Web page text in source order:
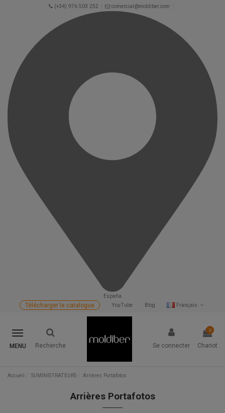
(+34) 976 503 252 comercial@moldiber.com
España
Français
Blog
YouTube
Télécharger le catalogue
MENU Recherche Se connecter
0
Chariot
Accueil SUMINISTRATEURS Arrières Portafotos
Arrières Portafotos